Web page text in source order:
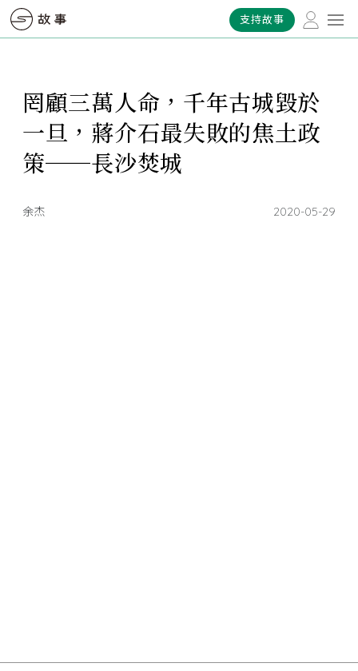
支持故事
罔顧三萬人命，千年古城毀於
一旦，蔣介石最失敗的焦土政
策──長沙焚城
余杰 2020-05-29